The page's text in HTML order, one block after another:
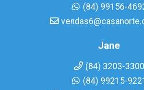
(84) 99156-
Jane
(84) 3203-3300
(84) 99215-9221